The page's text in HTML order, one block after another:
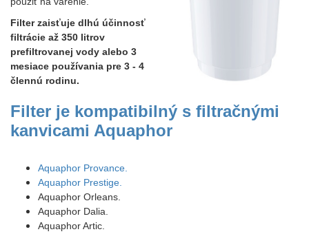
Filter zaisťuje dlhú účinnosť
filtrácie až 350 litrov
prefiltrovanej vody alebo 3
mesiace používania pre 3 - 4
člennú rodinu.
Filter je kompatibilný s filtračnými
kanvicami Aquaphor
Aquaphor Provance.
Aquaphor Prestige.
Aquaphor Orleans.
Aquaphor Dalia.
Aquaphor Artic.